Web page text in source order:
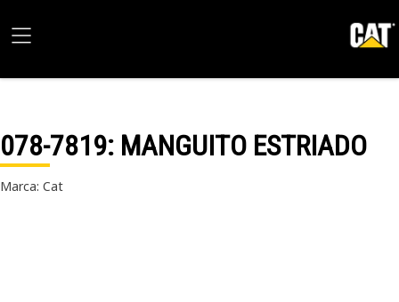
078-7819: MANGUITO ESTRIADO
Marca: Cat